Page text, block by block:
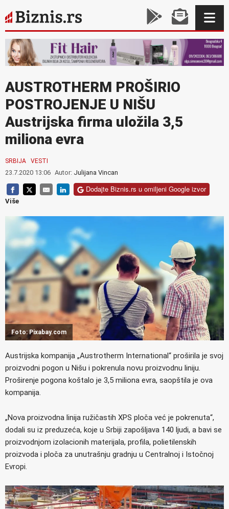
AUSTROTHERM PROŠIRIO
POSTROJENJE U NIŠU
Austrijska firma uložila 3,5
miliona evra
SRBIJA VESTI
23.7.2020 13:06 Autor: Julijana Vincan
Dodajte Biznis.rs u omiljeni Google izvor
Više
Foto: Pixabay.com
Austrijska kompanija „Austrotherm International“ proširila je svoj
proizvodni pogon u Nišu i pokrenula novu proizvodnu liniju.
Proširenje pogona koštalo je 3,5 miliona evra, saopštila je ova
kompanija.
„Nova proizvodna linija ružičastih XPS ploča već je pokrenuta“,
dodali su iz preduzeća, koje u Srbiji zapošljava 140 ljudi, a bavi se
proizvodnjom izolacionih materijala, profila, polietilenskih
proizvoda i ploča za unutrašnju gradnju u Centralnoj i Istočnoj
Evropi.